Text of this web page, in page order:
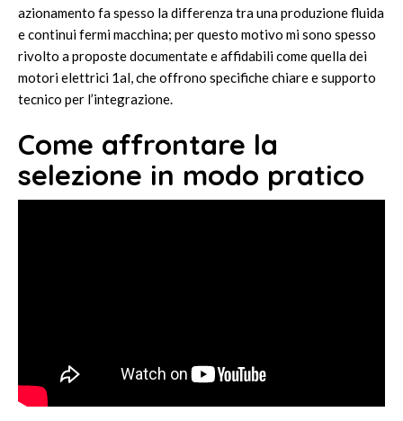
azionamento fa spesso la differenza tra una produzione fluida
e continui fermi macchina; per questo motivo mi sono spesso
rivolto a proposte documentate e affidabili come quella dei
motori elettrici 1al , che offrono specifiche chiare e supporto
tecnico per l’integrazione.
Come affrontare la
selezione in modo pratico